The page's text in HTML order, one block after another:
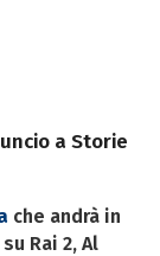
a Storie
che andrà in
Rai 2, Al